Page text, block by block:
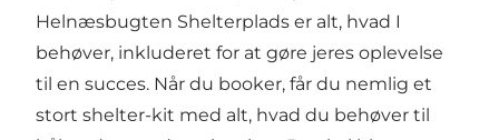
Helnæsbugten Shelterplads er alt, hvad I
behøver, inkluderet for at gøre jeres oplevelse
til en succes. Når du booker, får du nemlig et
stort shelter-kit med alt, hvad du behøver til